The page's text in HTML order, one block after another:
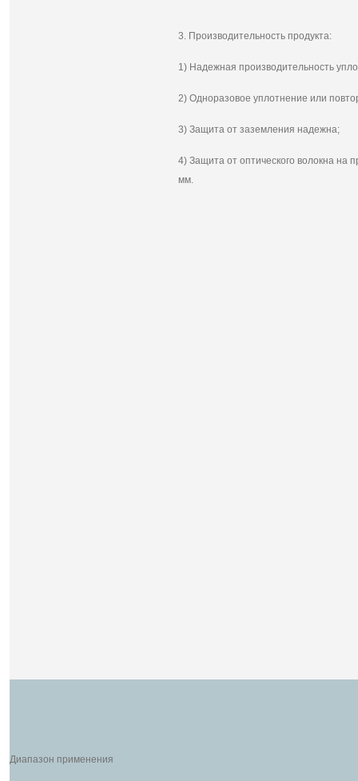
3. Производительность продукта:
1) Надежная производительность
2) Одноразовое уплотнение или
3) Защита от заземления надежна;
4) Защита от оптического волокна на
мм.
Диапазон применения